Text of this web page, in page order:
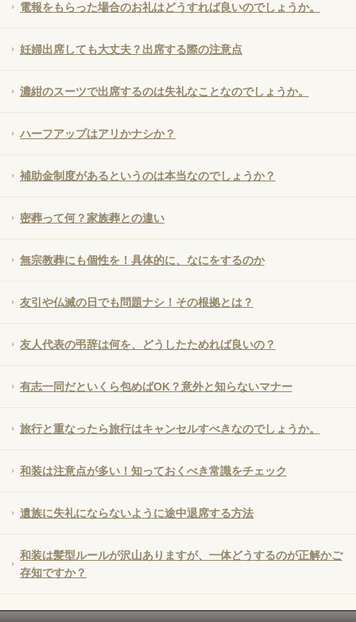
電報をもらった場合のお礼はどうすれば良いのでしょうか。
妊婦出席しても大丈夫？出席する際の注意点
濃紺のスーツで出席するのは失礼なことなのでしょうか。
ハーフアップはアリかナシか？
補助金制度があるというのは本当なのでしょうか？
密葬って何？家族葬との違い
無宗教葬にも個性を！具体的に、なにをするのか
友引や仏滅の日でも問題ナシ！その根拠とは？
友人代表の弔辞は何を、どうしたためれば良いの？
有志一同だといくら包めばOK？意外と知らないマナー
旅行と重なったら旅行はキャンセルすべきなのでしょうか。
和装は注意点が多い！知っておくべき常識をチェック
遺族に失礼にならないように途中退席する方法
和装は髪型ルールが沢山ありますが、一体どうするのが正解かご
存知ですか？